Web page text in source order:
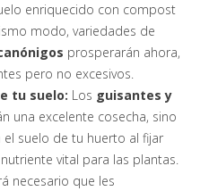
enriquecido con compost
modo, variedades de
prosperarán ahora,
pero no excesivos.
tu suelo: Los guisantes y
una excelente cosecha, sino
suelo de tu huerto al fijar
vital para las plantas.
necesario que les